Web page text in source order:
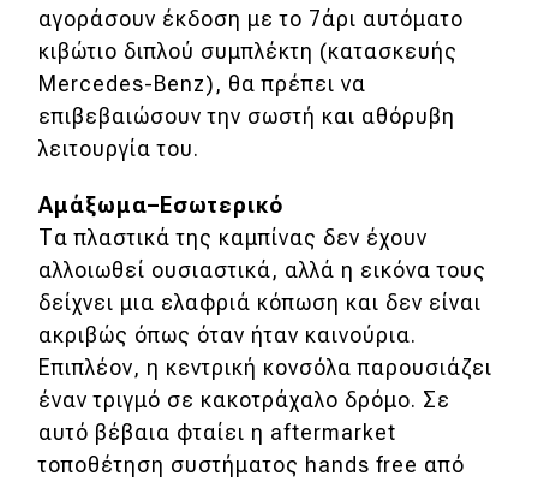
αγοράσουν έκδοση με το 7άρι αυτόματο
κιβώτιο διπλού συμπλέκτη (κατασκευής
Mercedes-Benz), θα πρέπει να
επιβεβαιώσουν την σωστή και αθόρυβη
λειτουργία του.
Αμάξωμα–Εσωτερικό
Τα πλαστικά της καμπίνας δεν έχουν
αλλοιωθεί ουσιαστικά, αλλά η εικόνα τους
δείχνει μια ελαφριά κόπωση και δεν είναι
ακριβώς όπως όταν ήταν καινούρια.
Επιπλέον, η κεντρική κονσόλα παρουσιάζει
έναν τριγμό σε κακοτράχαλο δρόμο. Σε
αυτό βέβαια φταίει η aftermarket
τοποθέτηση συστήματος hands free από